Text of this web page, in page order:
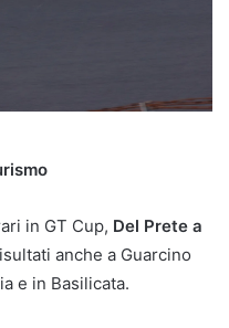
in GT Cup, Del Prete a
anche a Guarcino
e in Basilicata.